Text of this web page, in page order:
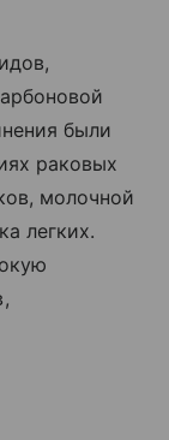
были
раковых
молочной
легких.